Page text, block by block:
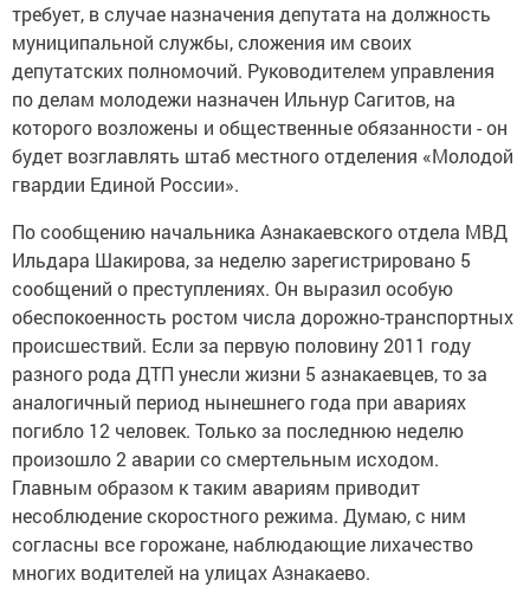
требует, в случае назначения депутата на должность
муниципальной службы, сложения им своих
депутатских полномочий. Руководителем управления
по делам молодежи назначен Ильнур Сагитов, на
которого возложены и общественные обязанности - он
будет возглавлять штаб местного отделения «Молодой
гвардии Единой России».
По сообщению начальника Азнакаевского отдела МВД
Ильдара Шакирова, за неделю зарегистрировано 5
сообщений о преступлениях. Он выразил особую
обеспокоенность ростом числа дорожно-транспортных
происшествий. Если за первую половину 2011 году
разного рода ДТП унесли жизни 5 азнакаевцев, то за
аналогичный период нынешнего года при авариях
погибло 12 человек. Только за последнюю неделю
произошло 2 аварии со смертельным исходом.
Главным образом к таким авариям приводит
несоблюдение скоростного режима. Думаю, с ним
согласны все горожане, наблюдающие лихачество
многих водителей на улицах Азнакаево.